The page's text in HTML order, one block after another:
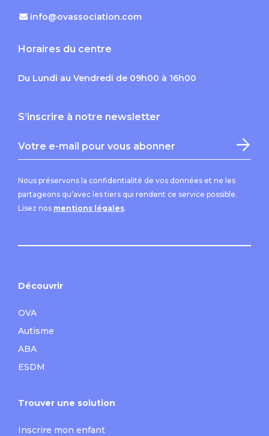
info@ovassociation.com
Horaires du centre
Du Lundi au Vendredi de 09h00 à 16h00
S’inscrire à notre newsletter
Nous préservons la confidentialité de vos données et ne les
partageons qu’avec les tiers qui rendent ce service possible.
Lisez nos mentions légales.
Découvrir
OVA
Autisme
ABA
ESDM
Trouver une solution
Inscrire mon enfant